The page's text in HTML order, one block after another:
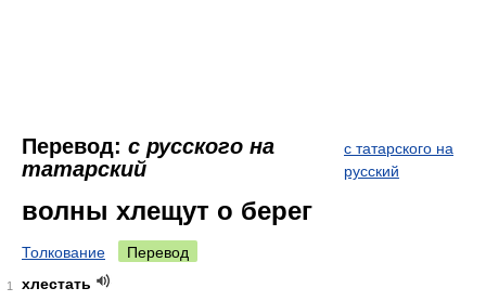
Перевод: с русского на
татарский
с татарского на
русский
волны хлещут о берег
Толкование Перевод
1
хлестать